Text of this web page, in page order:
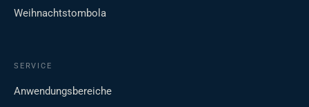
Weihnachtstombola
SERVICE
Anwendungsbereiche